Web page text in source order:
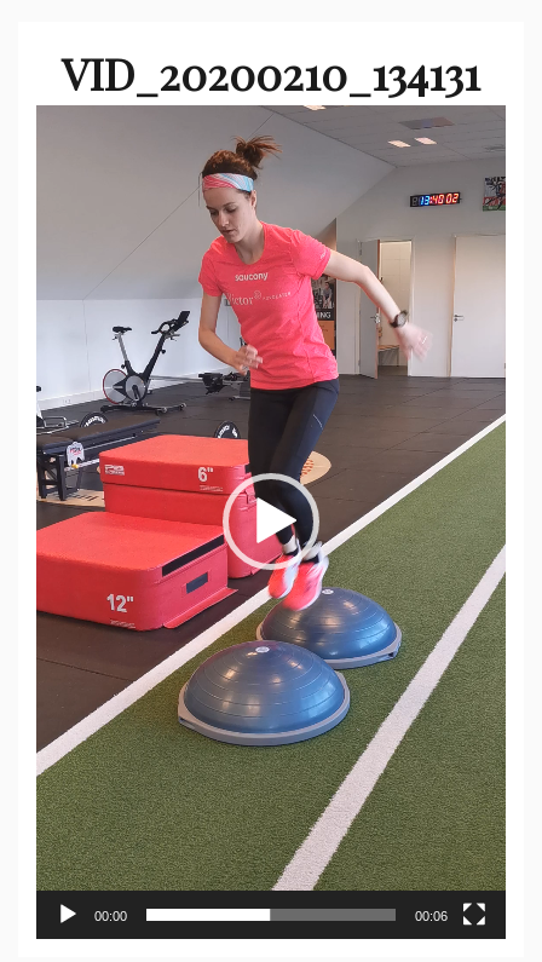
VID_20200210_134131
00:00 00:06